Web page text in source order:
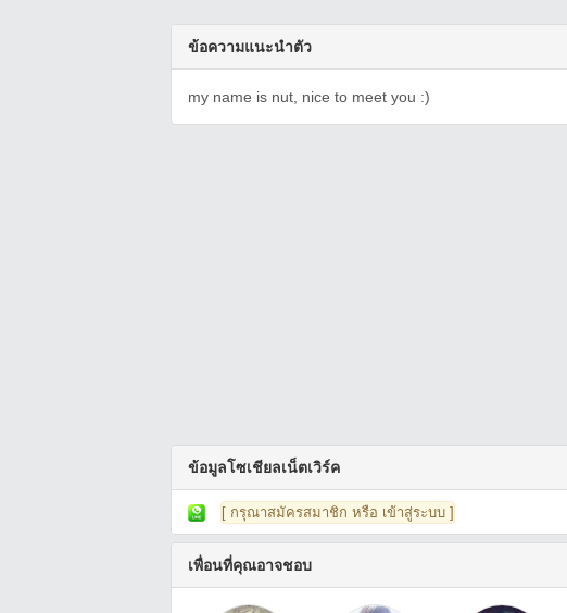
ข้อความแนะนำตัว
my name is nut, nice to meet you :)
ข้อมูลโซเชียลเน็ตเวิร์ค
[ กรุณาสมัครสมาชิก หรือ เข้าสู่ระบบ ]
เพื่อนที่คุณอาจชอบ